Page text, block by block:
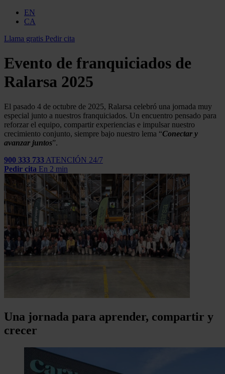
EN
CA
Llama gratis Pedir cita
Evento de franquiciados de
Ralarsa 2025
El pasado 4 de octubre de 2025, Ralarsa celebró una jornada muy
especial junto a nuestros franquiciados. Un encuentro pensado para
reforzar el equipo, compartir experiencias e impulsar nuestro
crecimiento conjunto, siempre bajo nuestro lema “Conectar y
avanzar juntos”.
900 333 733 ATENCIÓN 24/7
Pedir cita En 2 min
Una jornada para aprender, compartir y
crecer